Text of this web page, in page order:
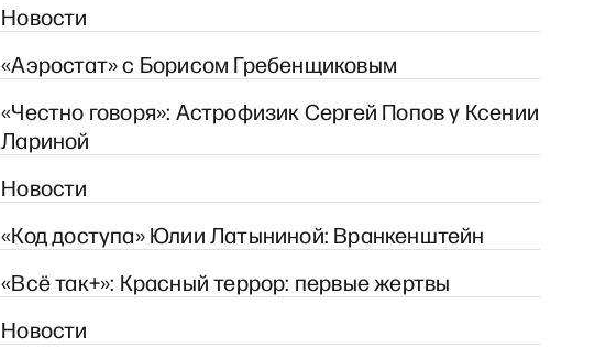
Новости
«Аэростат» с Борисом Гребенщиковым
«Честно говоря»: Астрофизик Сергей Попов у Ксении
Лариной
Новости
«Код доступа» Юлии Латыниной: Вранкенштейн
«Всё так+»: Красный террор: первые жертвы
Новости